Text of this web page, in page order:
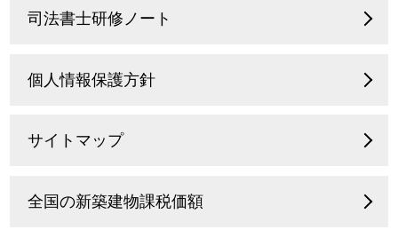
司法書士研修ノート
個人情報保護方針
サイトマップ
全国の新築建物課税価額